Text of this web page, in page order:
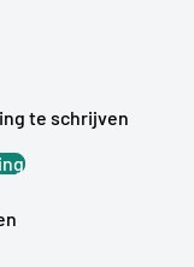
te schrijven